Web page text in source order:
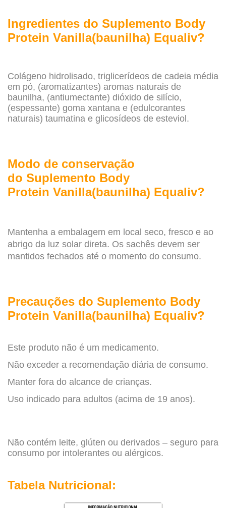
Ingredientes do Suplemento Body
Protein Vanilla(baunilha) Equaliv?
Colágeno hidrolisado, triglicerídeos de cadeia média
em pó, (aromatizantes) aromas naturais de
baunilha, (antiumectante) dióxido de silício,
(espessante) goma xantana e (edulcorantes
naturais) taumatina e glicosídeos de esteviol.
Modo de conservação
do Suplemento Body
Protein Vanilla(baunilha) Equaliv?
Mantenha a embalagem em local seco, fresco e ao
abrigo da luz solar direta. Os sachês devem ser
mantidos fechados até o momento do consumo.
Precauções do Suplemento Body
Protein Vanilla(baunilha) Equaliv?
Este produto não é um medicamento.
Não exceder a recomendação diária de consumo.
Manter fora do alcance de crianças.
Uso indicado para adultos (acima de 19 anos).
Não contém leite, glúten ou derivados – seguro para
consumo por intolerantes ou alérgicos.
Tabela Nutricional: